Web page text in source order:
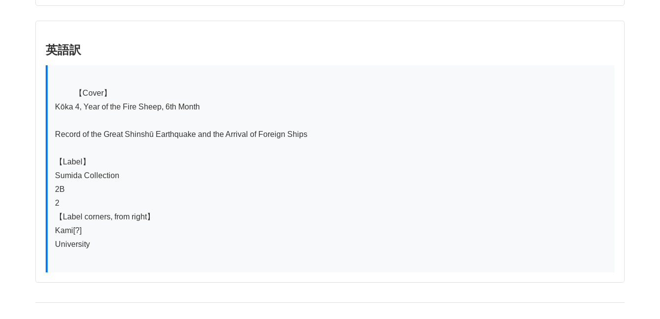
英語訳
Kōka 4, Year of the Fire Sheep, 6th Month
Record of the Great Shinshū Earthquake and the Arrival of Foreign Ships
【Label】
Sumida Collection
2B
2
【Label corners, from right】
Kami[?]
University